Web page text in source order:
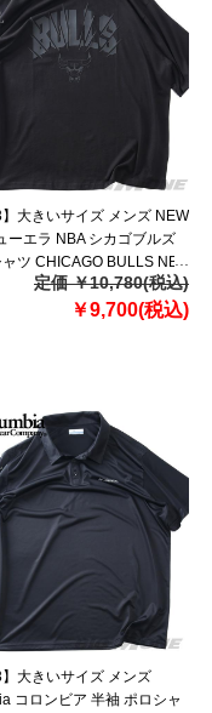
】大きいサイズ メンズ NEW
ーエラ NBA シカゴブルズ
ツ CHICAGO BULLS NBA
OVERSIZED T-SHIRT USA
定価 ￥10,780(税込)
￥9,700(税込)
】大きいサイズ メンズ
コロンビア 半袖 ポロシャ